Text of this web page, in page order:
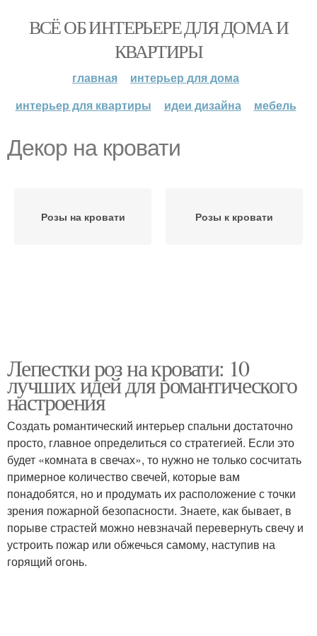
ВСЁ ОБ ИНТЕРЬЕРЕ ДЛЯ ДОМА И
КВАРТИРЫ
главная
интерьер для дома
интерьер для квартиры
идеи дизайна мебель
Декор на кровати
Розы на кровати Розы к кровати
Лепестки роз на кровати: 10
лучших идей для романтического
настроения
Создать романтический интерьер спальни достаточно
просто, главное определиться со стратегией. Если это
будет «комната в свечах», то нужно не только сосчитать
примерное количество свечей, которые вам
понадобятся, но и продумать их расположение с точки
зрения пожарной безопасности. Знаете, как бывает, в
порыве страстей можно невзначай перевернуть свечу и
устроить пожар или обжечься самому, наступив на
горящий огонь.